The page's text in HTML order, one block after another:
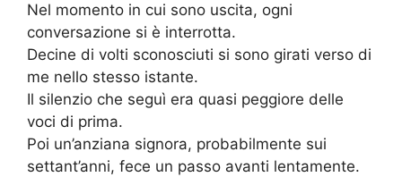
Nel momento in cui sono uscita, ogni
conversazione si è interrotta.
Decine di volti sconosciuti si sono girati verso di
me nello stesso istante.
Il silenzio che seguì era quasi peggiore delle
voci di prima.
Poi un’anziana signora, probabilmente sui
settant’anni, fece un passo avanti lentamente.